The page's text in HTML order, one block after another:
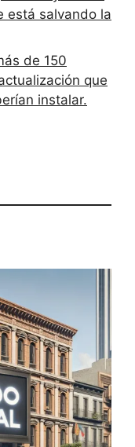
está salvando la
de 150
que
instalar.